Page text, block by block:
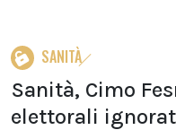
SANITÀ
Sanità, Cimo
elettorali